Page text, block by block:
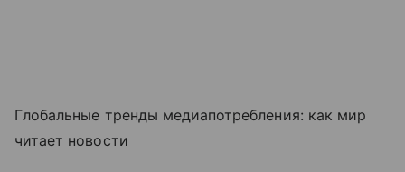
Глобальные тренды медиапотребления: как мир
читает новости